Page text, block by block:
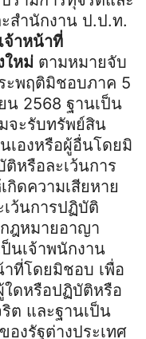
สำนักงาน ป.ป.ท.
าหน้าที่
ใหม่ ตามหมายจับ
ะพฤติมิชอบภาค 5
น 2568 ฐานเป็น
จะรับทรัพย์สิน
เองหรือผู้อื่นโดยมิ
หรือละเว้นการ
ดความเสียหาย
ว้นการปฏิบัติ
ฎหมายอาญา
นเจ้าพนักงาน
ที่โดยมิชอบ เพื่อ
ใดหรือปฏิบัติหรือ
ต และฐานเป็น
องรัฐต่างประเทศ